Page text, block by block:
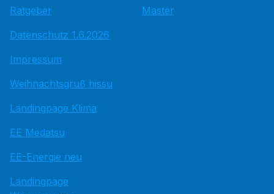
Ratgeber
Datenschutz 1.6.2026
Impressum
Weihnachtsgruß hissu
Landingpage Klima
EE Medatsu
EE-Energie neu
Landingpage
Master